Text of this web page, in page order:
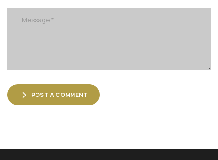
POST A COMMENT